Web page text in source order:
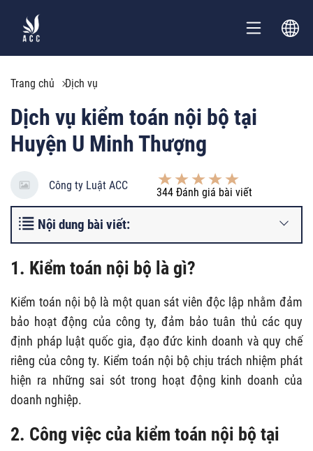
Trang chủ Dịch vụ
Dịch vụ kiểm toán nội bộ tại
Huyện U Minh Thượng
Công ty Luật ACC
344 Đánh giá bài viết
Nội dung bài viết:
1. Kiểm toán nội bộ là gì?
Kiểm toán nội bộ là một quan sát viên độc lập nhằm đảm
bảo hoạt động của công ty, đảm bảo tuân thủ các quy
định pháp luật quốc gia, đạo đức kinh doanh và quy chế
riêng của công ty. Kiểm toán nội bộ chịu trách nhiệm phát
hiện ra những sai sót trong hoạt động kinh doanh của
doanh nghiệp.
2. Công việc của kiểm toán nội bộ tại